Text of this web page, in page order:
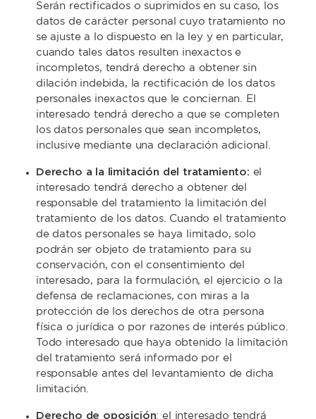
Serán rectificados o suprimidos en su caso, los
datos de carácter personal cuyo tratamiento no
se ajuste a lo dispuesto en la ley y en particular,
cuando tales datos resulten inexactos e
incompletos, tendrá derecho a obtener sin
dilación indebida, la rectificación de los datos
personales inexactos que le conciernan. El
interesado tendrá derecho a que se completen
los datos personales que sean incompletos,
inclusive mediante una declaración adicional.
Derecho a la limitación del tratamiento: el
interesado tendrá derecho a obtener del
responsable del tratamiento la limitación del
tratamiento de los datos. Cuando el tratamiento
de datos personales se haya limitado, solo
podrán ser objeto de tratamiento para su
conservación, con el consentimiento del
interesado, para la formulación, el ejercicio o la
defensa de reclamaciones, con miras a la
protección de los derechos de otra persona
física o jurídica o por razones de interés público.
Todo interesado que haya obtenido la limitación
del tratamiento será informado por el
responsable antes del levantamiento de dicha
limitación.
Derecho de oposición: el interesado tendrá